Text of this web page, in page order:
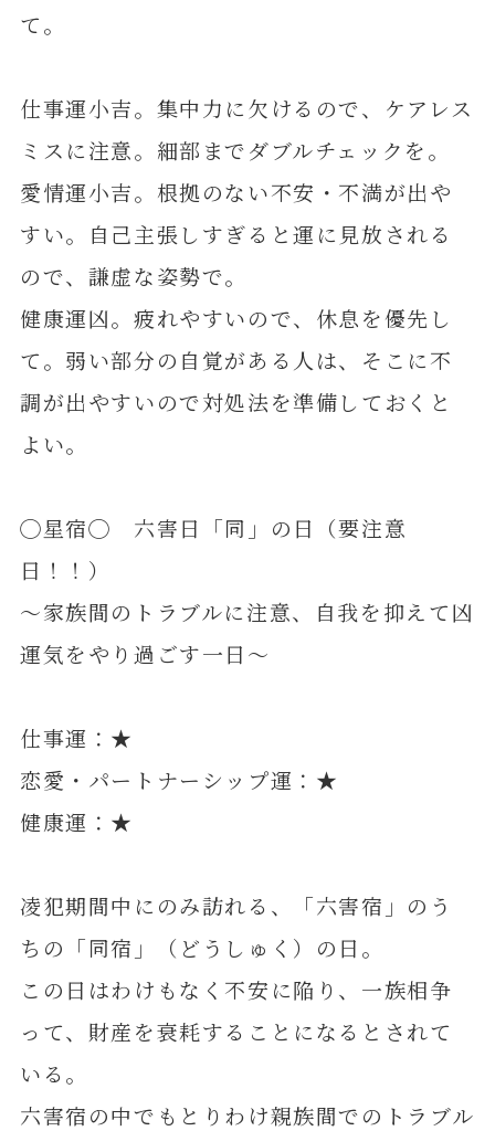
て。
仕事運小吉。集中力に欠けるので、ケアレス
ミスに注意。細部までダブルチェックを。
愛情運小吉。根拠のない不安・不満が出や
すい。自己主張しすぎると運に見放される
ので、謙虚な姿勢で。
健康運凶。疲れやすいので、休息を優先し
て。弱い部分の自覚がある人は、そこに不
調が出やすいので対処法を準備しておくと
よい。
◯星宿◯ 六害日「同」の日（要注意
日！！）
～家族間のトラブルに注意、自我を抑えて凶
運気をやり過ごす一日～
仕事運：★
恋愛・パートナーシップ運：★
健康運：★
凌犯期間中にのみ訪れる、「六害宿」のう
ちの「同宿」（どうしゅく）の日。
この日はわけもなく不安に陥り、一族相争
って、財産を衰耗することになるとされて
いる。
六害宿の中でもとりわけ親族間でのトラブル